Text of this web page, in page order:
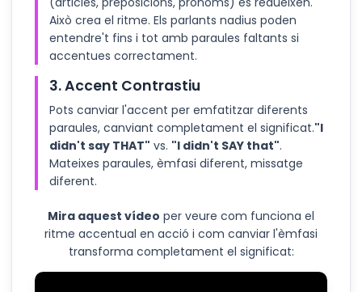
Això crea el ritme. Els parlants nadius poden
entendre't fins i tot amb paraules faltants si
accentues correctament.
3. Accent Contrastiu
Pots canviar l'accent per emfatitzar diferents
paraules, canviant completament el significat."I
didn't say THAT" vs. "I didn't SAY that".
Mateixes paraules, èmfasi diferent, missatge
diferent.
Mira aquest vídeo per veure com funciona el
ritme accentual en acció i com canviar l'èmfasi
transforma completament el significat: